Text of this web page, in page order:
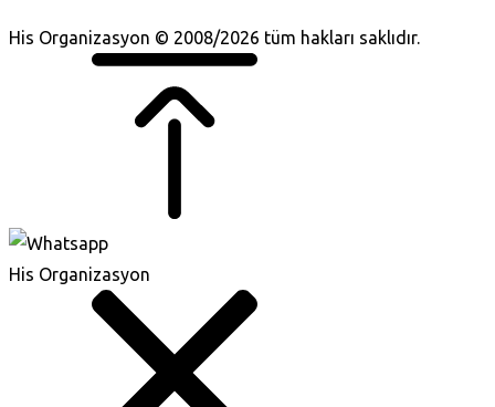
His Organizasyon © 2008/2026 tüm hakları saklıdır.
His Organizasyon